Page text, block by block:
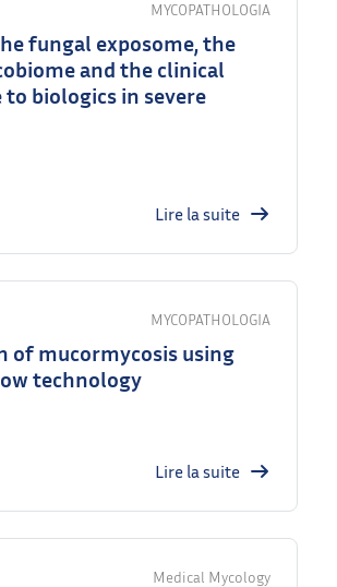
MYCOPATHOLOGIA
fungal exposome, the
and the clinical
to biologics in severe
Lire la suite
MYCOPATHOLOGIA
of mucormycosis using
technology
Lire la suite
Medical Mycology